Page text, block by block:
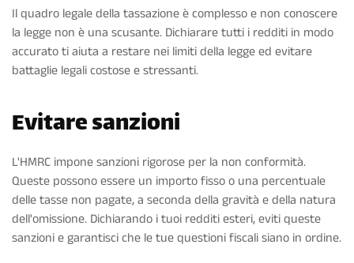
Il quadro legale della tassazione è complesso e non conoscere
la legge non è una scusante. Dichiarare tutti i redditi in modo
accurato ti aiuta a restare nei limiti della legge ed evitare
battaglie legali costose e stressanti.
Evitare sanzioni
L'HMRC impone sanzioni rigorose per la non conformità.
Queste possono essere un importo fisso o una percentuale
delle tasse non pagate, a seconda della gravità e della natura
dell'omissione. Dichiarando i tuoi redditi esteri, eviti queste
sanzioni e garantisci che le tue questioni fiscali siano in ordine.